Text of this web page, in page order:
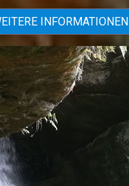
INFORMATIONEN